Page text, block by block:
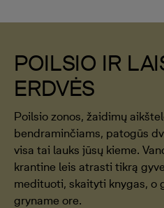
POILSIO IR
ERDVĖS
Poilsio zonos, žaidimų
bendraminčiams, patogūs
visa tai lauks jūsų kieme.
krantine leis atrasti tikrą
medituoti, skaityti knygas,
gryname ore.